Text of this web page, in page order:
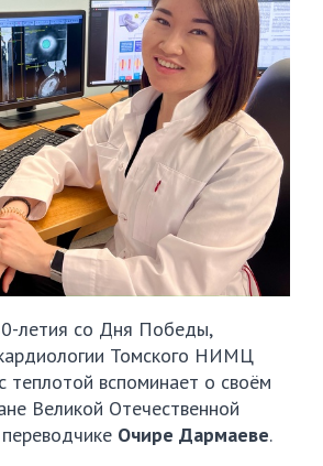
летия со Дня Победы,
Томского НИМЦ
с теплотой вспоминает о своём
Великой Отечественной
Очире Дармаеве.